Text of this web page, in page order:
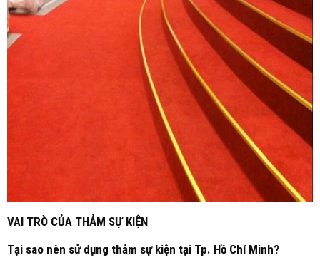
VAI TRÒ CỦA THẢM SỰ KIỆN
Tại sao nên sử dụng thảm sự kiện tại Tp. Hồ Chí Minh?